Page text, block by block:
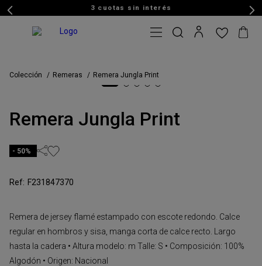
3 cuotas sin interés
Colección Remeras Remera Jungla Print
Remera Jungla Print
50%
F231847370
Remera de jersey flamé estampado con escote redondo. Calce
regular en hombros y sisa, manga corta de calce recto. Largo
hasta la cadera • Altura modelo: m Talle: S • Composición: 100%
Algodón • Origen: Nacional